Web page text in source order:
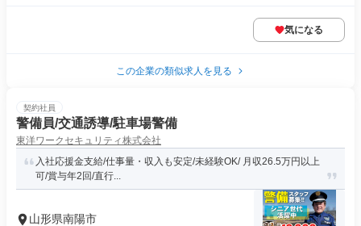
気になる
この企業の類似求人を見る
契約社員
警備員/交通誘導/駐車場警備
東洋ワークセキュリティ株式会社
入社応援金支給/仕事量・収入も安定/未経験OK/ 月収26.5万円以上
可/賞与年2回/直行...
山形県南陽市